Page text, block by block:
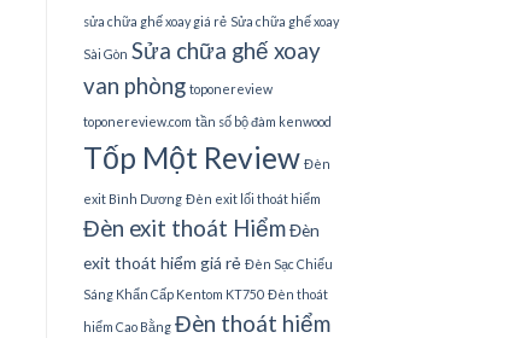
sửa chữa ghế xoay giá rẻ Sửa chữa ghế xoay
Sài Gòn Sửa chữa ghế xoay
van phòng toponereview
toponereview.com tần số bộ đàm kenwood
Tốp Một Review Đèn
exit Bình Dương Đèn exit lối thoát hiểm
Đèn exit thoát Hiểm Đèn
exit thoát hiểm giá rẻ Đèn Sạc Chiếu
Sáng Khẩn Cấp Kentom KT750 Đèn thoát
hiểm Cao Bằng Đèn thoát hiểm